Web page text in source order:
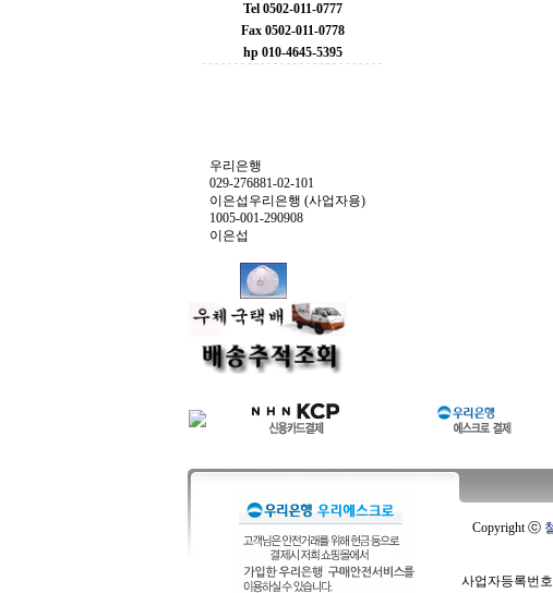
Tel 0502-011-0777
Fax 0502-011-0778
hp 010-4645-5395
우리은행
029-276881-02-101
이은섭우리은행 (사업자용)
1005-001-290908
이은섭
Copyright ⓒ
사업자등록번호